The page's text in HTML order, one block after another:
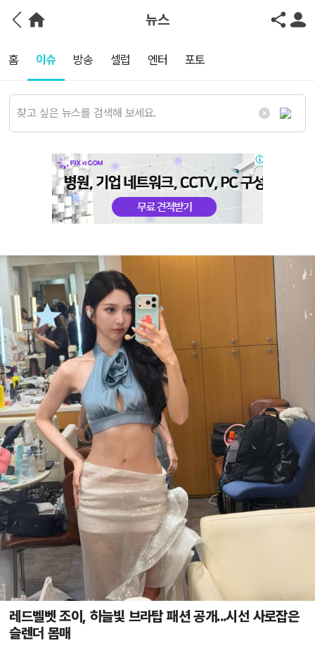
뉴스
홈 이슈 방송 셀럽 엔터 포토
레드벨벳 조이, 하늘빛 브라탑 패션 공개...시선 사로잡은
슬렌더 몸매